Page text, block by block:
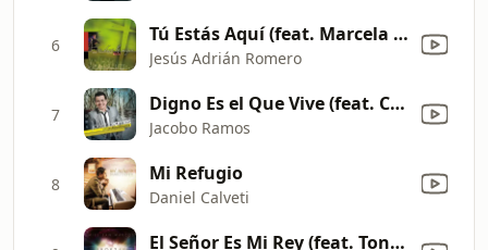
6 Tú Estás Aquí (feat. Marcela Gandara) [En Vivo]
Jesús Adrián Romero
7 Digno Es el Que Vive (feat. Coalo Zamorano) [feat. Coalo Zamorano]
Jacobo Ramos
8 Mi Refugio
Daniel Calveti
El Señor Es Mi Rey (feat. Tony Perez) [Live]